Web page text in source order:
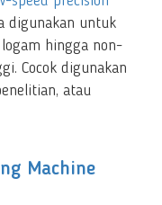
digunakan untuk
hingga non-
Cocok digunakan
atau
Machine